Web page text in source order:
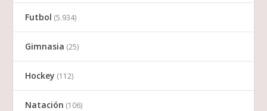
Futbol (5.934)
Gimnasia (25)
Hockey (112)
Natación (106)